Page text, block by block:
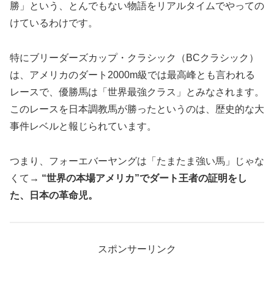
勝」という、とんでもない物語をリアルタイムでやっての
けているわけです。
特にブリーダーズカップ・クラシック（BCクラシック）
は、アメリカのダート2000m級では最高峰とも言われる
レースで、優勝馬は「世界最強クラス」とみなされます。
このレースを日本調教馬が勝ったというのは、歴史的な大
事件レベルと報じられています。
つまり、フォーエバーヤングは「たまたま強い馬」じゃな
くて → “世界の本場アメリカ”でダート王者の証明をし
た、日本の革命児。
スポンサーリンク